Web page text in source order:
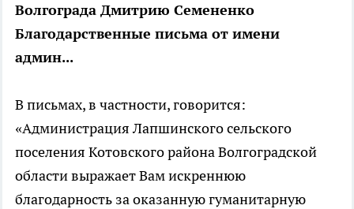
Волгограда Дмитрию Семененко
Благодарственные письма от имени
админ...
В письмах, в частности, говорится:
«Администрация Лапшинского сельского
поселения Котовского района Волгоградской
области выражает Вам искреннюю
благодарность за оказанную гуманитарную